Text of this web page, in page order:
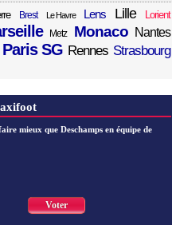
Brest Le Havre Lens Lille Lorient
Metz Monaco Nantes
Paris SG Rennes Strasbourg
mieux que Deschamps en équipe de
Voter